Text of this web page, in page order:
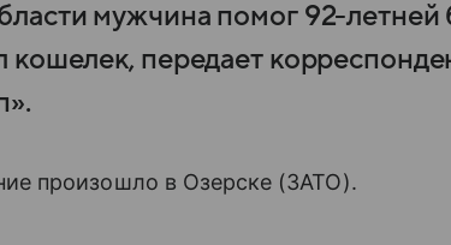
мужчина помог 92-летней
передает
произошло в Озерске (ЗАТО).